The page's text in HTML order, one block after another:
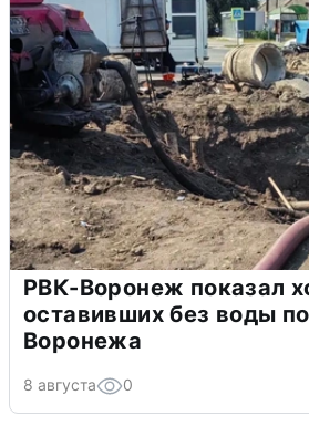
РВК-Воронеж показал
оставивших без воды
Воронежа
8 августа 0